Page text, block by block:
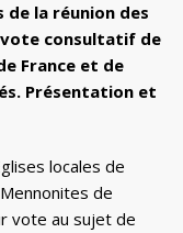
de la réunion des
vote consultatif de
France et de
Présentation et
locales de
de
vote au sujet de